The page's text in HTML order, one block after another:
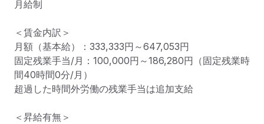
月給制
＜賃金内訳＞
月額（基本給）：333,333円～647,053円
固定残業手当/月：100,000円～186,280円（固定残業時
間40時間0分/月）
超過した時間外労働の残業手当は追加支給
＜昇給有無＞